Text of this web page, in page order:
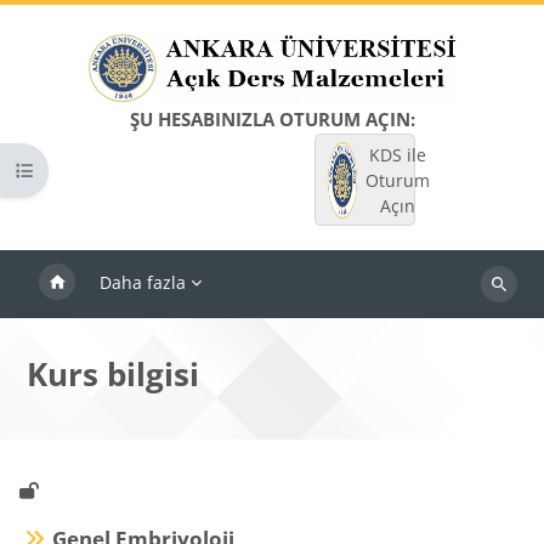
ŞU HESABINIZLA OTURUM AÇIN:
KDS ile
Oturum
Açın
Daha fazla
Dersleri
Kurs dizinini aç
Kurs bilgisi